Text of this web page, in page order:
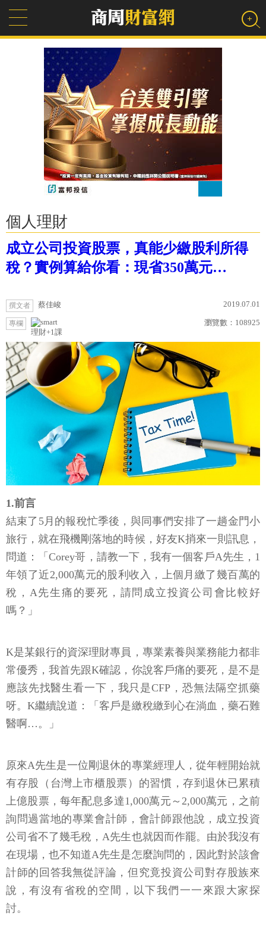
個人理財
成立公司投資股票，真能少繳股利所得
稅？實例算給你看：現省350萬元…
撰文者 蔡佳峻 2019.07.01
專欄
理財+1課
瀏覽數： 108925
1.前言
結束了5月的報稅忙季後，與同事們安排了一趟金門小
旅行，就在飛機剛落地的時候，好友K捎來一則訊息，
問道：「Corey哥，請教一下，我有一個客戶A先生，1
年領了近2,000萬元的股利收入，上個月繳了幾百萬的
稅，A先生痛的要死，請問成立投資公司會比較好
嗎？」
K是某銀行的資深理財專員，專業素養與業務能力都非
常優秀，我首先跟K確認，你說客戶痛的要死，是不是
應該先找醫生看一下，我只是CFP，恐無法隔空抓藥
呀。K繼續說道：「客戶是繳稅繳到心在淌血，藥石難
醫啊…。」
原來A先生是一位剛退休的專業經理人，從年輕開始就
有存股（台灣上市櫃股票）的習慣，存到退休已累積
上億股票，每年配息多達1,000萬元～2,000萬元，之前
詢問過當地的專業會計師，會計師跟他說，成立投資
公司省不了幾毛稅，A先生也就因而作罷。由於我沒有
在現場，也不知道A先生是怎麼詢問的，因此對於該會
計師的回答我無從評論，但究竟投資公司對存股族來
說，有沒有省稅的空間，以下我們一一來跟大家探
討。